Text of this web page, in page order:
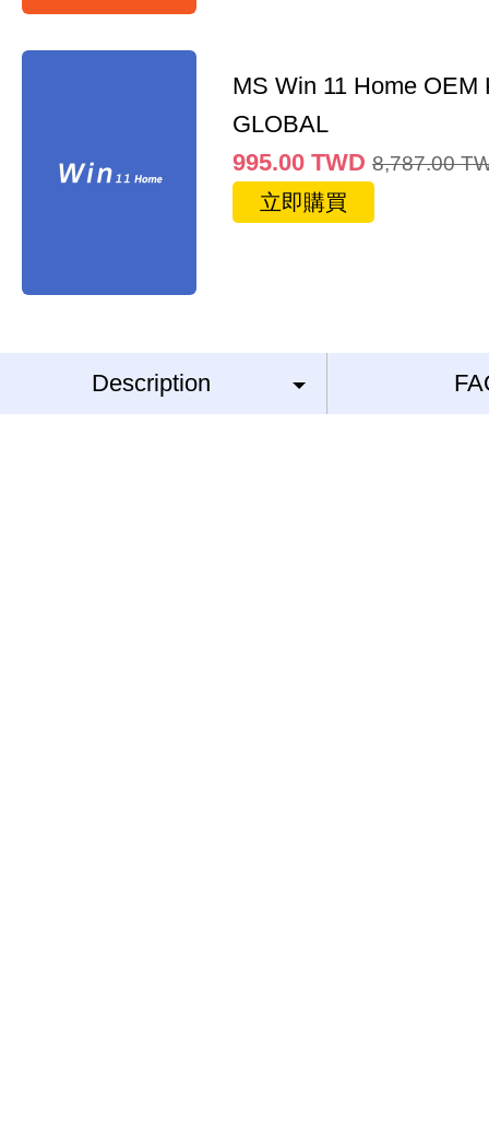
MS Win 11 Home OEM
GLOBAL
995.00 TWD 8,787.00
立即購買
Description